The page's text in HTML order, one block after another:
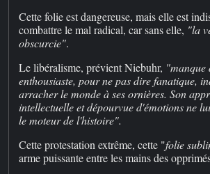
Cette folie est dangereuse, mais elle est
combattre le mal radical, car sans elle, "la
obscurcie".
Le libéralisme, prévient Niebuhr, "manque
enthousiaste, pour ne pas dire fanatique,
arracher le monde à ses ornières. Son
intellectuelle et dépourvue d'émotions ne
le moteur de l'histoire".
Cette protestation extrême, cette "folie
arme puissante entre les mains des